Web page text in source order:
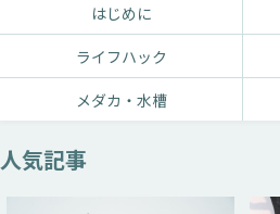
はじめに
ライフハック
メダカ・水槽
人気記事